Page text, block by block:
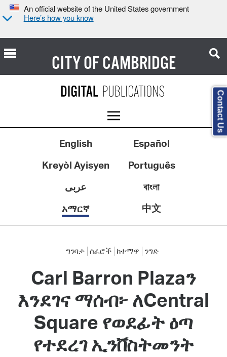
An official website of the United States government
Here’s how you know
CITY OFCAMBRIDGE
English
Español
Kreyòl Ayisyen
Português
عربى
বাংলা
አማርኛ
中文
ግንባታ ሰፈሮች ከተማዋ ንግድ
Carl Barron Plazaን
እንደገና ማሰብ፦ ለCentral
Square የወደፊት ዕጣ
የተደረገ ኢንቨስትመንት
Contact Us